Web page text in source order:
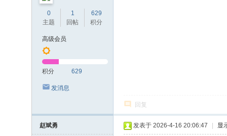
0
主题
1
回帖
629
积分
高级会员
积分 629
发消息
回复
赵斌勇 发表于 2026-4-16 20:06:47 显